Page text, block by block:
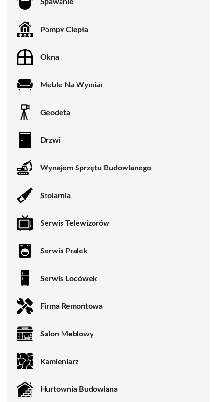
Spawanie
Pompy Ciepła
Okna
Meble Na Wymiar
Geodeta
Drzwi
Wynajem Sprzętu Budowlanego
Stolarnia
Serwis Telewizorów
Serwis Pralek
Serwis Lodówek
Firma Remontowa
Salon Meblowy
Kamieniarz
Hurtownia Budowlana